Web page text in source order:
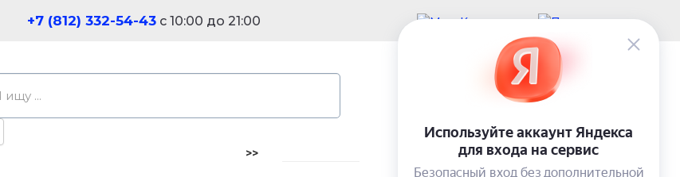
+7 (812) 332-54-43 с 10:00 до 21:00
>>
Учетная запись